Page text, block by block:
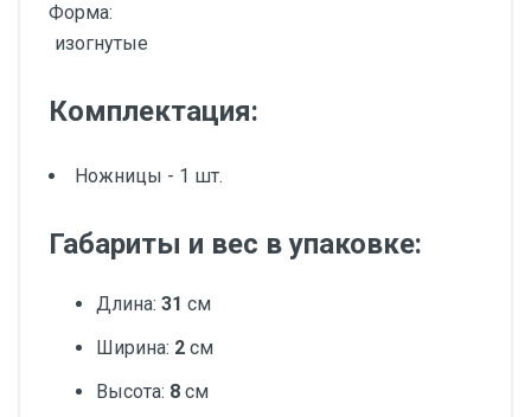
Форма:
изогнутые
Комплектация:
Ножницы - 1 шт.
Габариты и вес в упаковке:
Длина: 31 см
Ширина: 2 см
Высота: 8 см